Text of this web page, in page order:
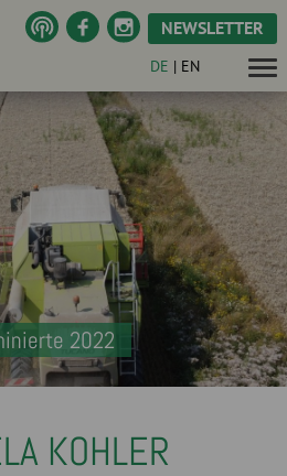
NEWSLETTER
DE | EN
2022
KOHLER